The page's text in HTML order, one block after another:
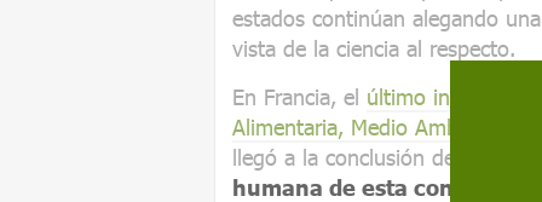
estados continúan alegando
vista de la ciencia al respecto.
En Francia, el último informe de
Alimentaria, Medio Ambiente y
llegó a la conclusión de que,
humana de esta